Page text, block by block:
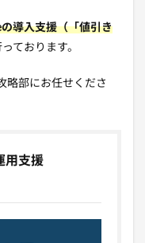
の導入支援（「値引き
ております。
略部にお任せくださ
用支援